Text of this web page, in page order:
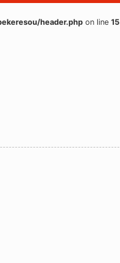
header.php on line 15